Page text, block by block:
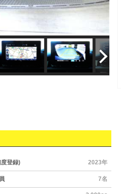
登録) 2023年
7名